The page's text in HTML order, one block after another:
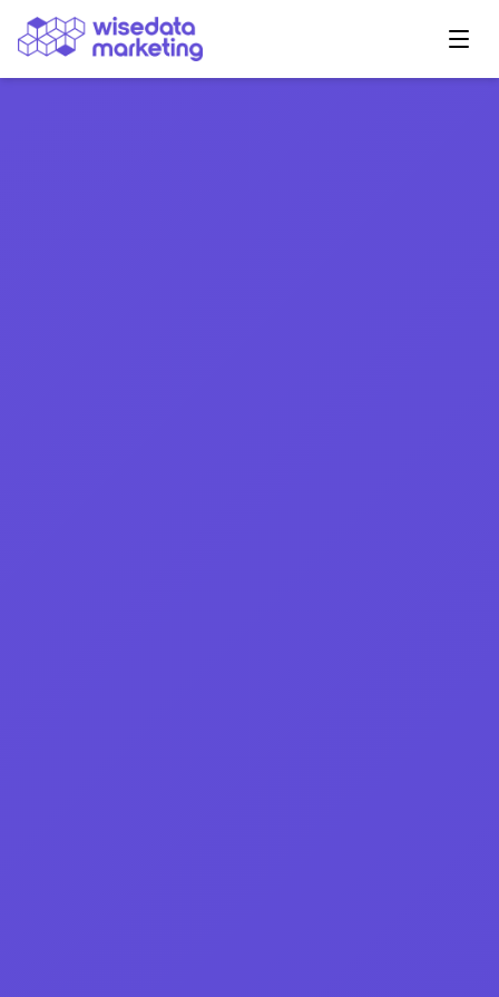
Navegação Principal